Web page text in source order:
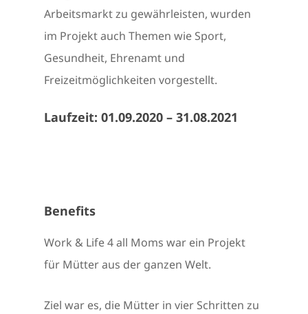
Arbeitsmarkt zu gewährleisten, wurden
im Projekt auch Themen wie Sport,
Gesundheit, Ehrenamt und
Freizeitmöglichkeiten vorgestellt.
Laufzeit: 01.09.2020 – 31.08.2021
Benefits
Work & Life 4 all Moms war ein Projekt
für Mütter aus der ganzen Welt.
Ziel war es, die Mütter in vier Schritten zu